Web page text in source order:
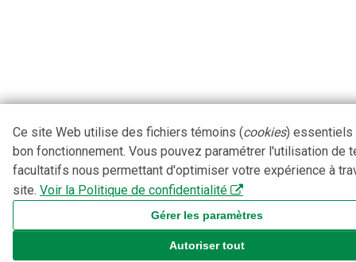
Ce site Web utilise des fichiers témoins (cookies) essentiels
bon fonctionnement. Vous pouvez paramétrer l'utilisation de
facultatifs nous permettant d'optimiser votre expérience à
site. Voir la Politique de confidentialité
Gérer les paramètres
Autoriser tout